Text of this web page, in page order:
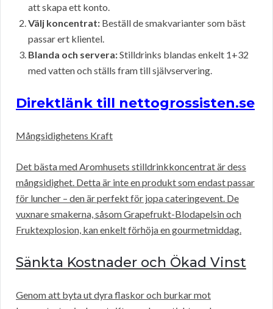
att skapa ett konto.
Välj koncentrat: Beställ de smakvarianter som bäst
passar ert klientel.
Blanda och servera:Stilldrinks blandas enkelt 1+32
med vatten och ställs fram till självservering.
Direktlänk till nettogrossisten.se
Mångsidighetens Kraft
Det bästa med Aromhusets stilldrinkkoncentrat är dess
mångsidighet. Detta är inte en produkt som endast passar
för luncher – den är perfekt för jopa cateringevent. De
vuxnare smakerna, såsom Grapefrukt-Blodapelsin och
Fruktexplosion, kan enkelt förhöja en gourmetmiddag.
Sänkta Kostnader och Ökad Vinst
Genom att byta ut dyra flaskor och burkar mot